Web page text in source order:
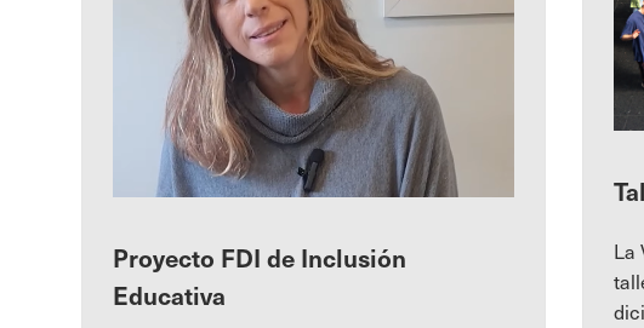
Proyecto FDI de Inclusión
Educativa
La